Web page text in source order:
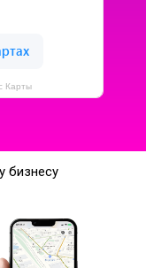
Карты
бизнесу